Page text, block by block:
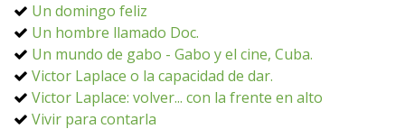
Un domingo feliz
Un hombre llamado Doc.
Un mundo de gabo - Gabo y el cine, Cuba.
Victor Laplace o la capacidad de dar.
Victor Laplace: volver... con la frente en alto
Vivir para contarla